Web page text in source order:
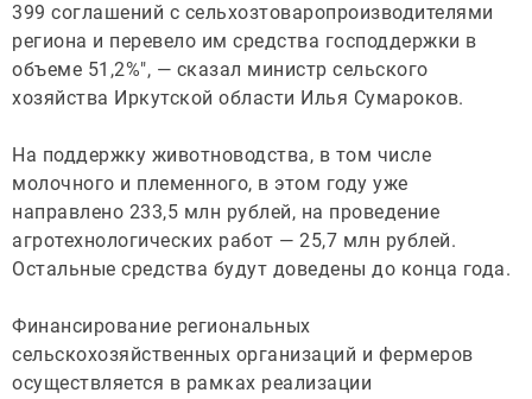
399 соглашений с сельхозтоваропроизводителями
региона и перевело им средства господдержки в
объеме 51,2%", — сказал министр сельского
хозяйства Иркутской области Илья Сумароков.
На поддержку животноводства, в том числе
молочного и племенного, в этом году уже
направлено 233,5 млн рублей, на проведение
агротехнологических работ — 25,7 млн рублей.
Остальные средства будут доведены до конца года.
Финансирование региональных
сельскохозяйственных организаций и фермеров
осуществляется в рамках реализации